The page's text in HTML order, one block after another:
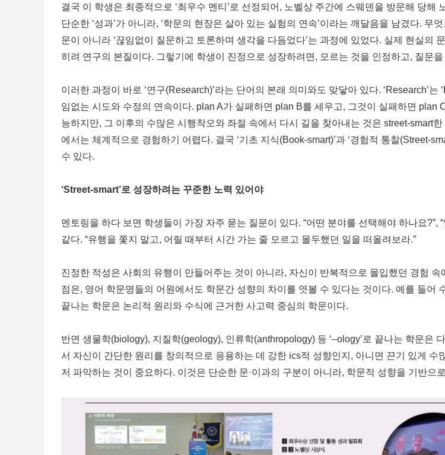
결국 이 학생은 최종적으로 ‘최우수 멘티’로 선정되어, 노벨상 주간에 스웨덴을 방문해 당
단순한 ‘성과’가 아니라, ‘학문의 현장은 살아 있는 실험의 연속’이라는 깨달음을 남겼다. 무
문이 아니라 ‘끊임없이 질문하고 토론하며 생각을 다듬었다’는 과정에 있었다. 실제 현실의
히려 연구의 본질이다. 그렇기에 학생이 진정으로 성장하려면, 모르는 것을 인정하고, 질문
이러한 과정이 바로 ‘연구(Research)’라는 단어의 본래 의미와도 맞닿아 있다. ‘Research’는
임없는 시도와 수정의 연속이다. plan A가 실패하면 plan B를 세우고, 그것이 실패하면
능하지만, 그 이후의 수많은 시행착오와 좌절 속에서 다시 길을 찾아내는 것은 street-smart
에서는 체계적으로 경험하기 어렵다. 결국 ‘기초 지식(Book-smart)’과 ‘경험적 통찰(Street-
수 있다.
‘Street-smart’로 성장하려는 꾸준한 노력 있어야
멘토링을 하다 보면 학생들이 가장 자주 묻는 질문이 있다. “어떤 분야를 선택해야 하나요
같다. “유행을 쫓지 말고, 어릴 때부터 시간 가는 줄 모르고 몰두했던 일을 떠올려보라.”
진정한 적성은 사회의 유행이 만들어주는 것이 아니라, 자신이 반복적으로 몰입했던 경험
점은, 영어 학문명들의 어원에서도 학문간 성향의 차이를 엿볼 수 있다는 것이다. 예를 들어
끝나는 학문은 논리적 원리와 수식에 근거한 사고력 중심의 학문이다.
반면 생물학(biology), 지질학(geology), 인류학(anthropology) 등 ‘–ology’로 끝나는 학문은
서 자신이 간단한 원리를 창의적으로 응용하는 데 강한 ics적 성향인지, 아니면 끈기 있게
저 파악하는 것이 중요하다. 이것은 단순한 문·이과의 구분이 아니라, 학문적 성향을 기반으